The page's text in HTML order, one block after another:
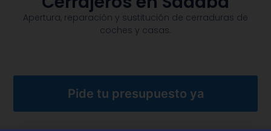
Apertura, reparación y sustitución de cerraduras de
coches y casas.​
Pide tu presupuesto ya